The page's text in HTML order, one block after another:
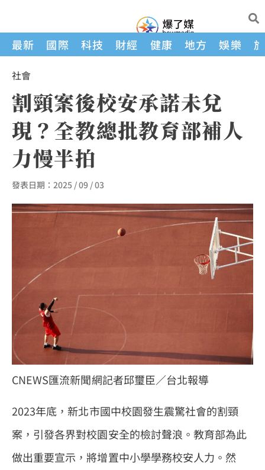
最新 國際 科技 財經 健康 地方 娛樂
社會
割頸案後校安承諾未兌
現？全教總批教育部補人
力慢半拍
發表日期： 2025 / 09 / 03
CNEWS匯流新聞網記者邱璽臣／台北報導
2023年底，新北市國中校園發生震驚社會的割頸
案，引發各界對校園安全的檢討聲浪。教育部為此
做出重要宣示，將增置中小學學務校安人力。然